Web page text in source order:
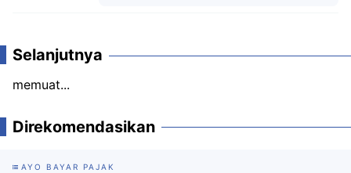
Selanjutnya
memuat...
Direkomendasikan
AYO BAYAR PAJAK